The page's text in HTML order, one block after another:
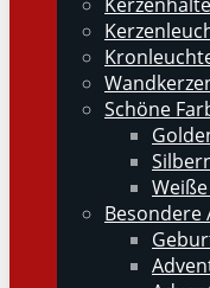
Schöne
Besondere